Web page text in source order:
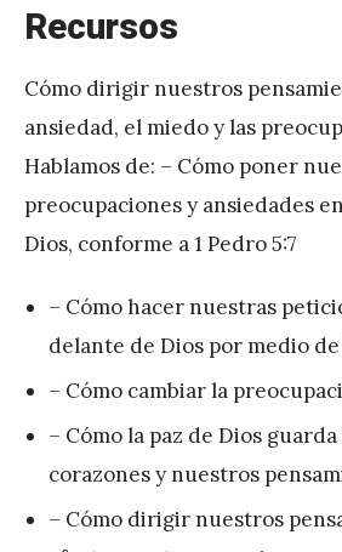
Recursos
Cómo dirigir nuestros
ansiedad, el miedo y las
Hablamos de: – Cómo poner
preocupaciones y ansiedades
Dios, conforme a 1 Pedro 5:7
– Cómo hacer nuestras
delante de Dios por medio
– Cómo cambiar la
– Cómo la paz de Dios
corazones y nuestros
– Cómo dirigir nuestros